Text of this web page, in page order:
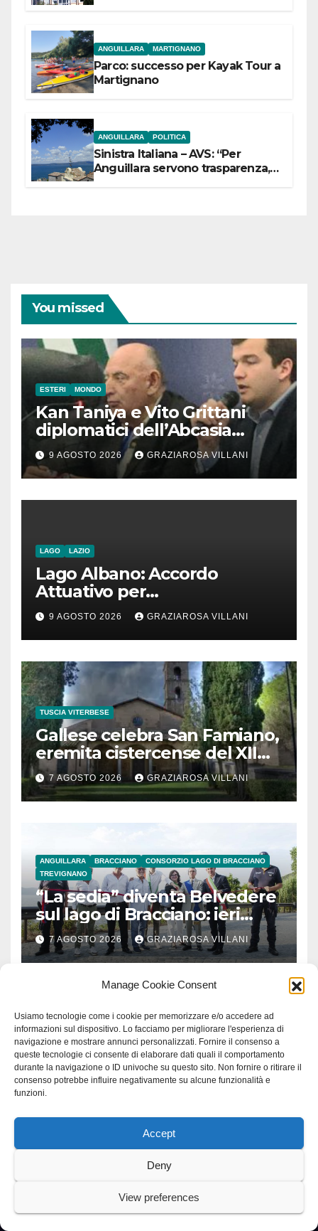
Manage Cookie Consent
Usiamo tecnologie come i cookie per memorizzare e/o accedere ad
informazioni sul dispositivo. Lo facciamo per migliorare l'esperienza di
navigazione e mostrare annunci personalizzati. Fornire il consenso a
queste tecnologie ci consente di elaborare dati quali il comportamento
durante la navigazione o ID univoche su questo sito. Non fornire o ritirare il
consenso potrebbe influire negativamente su alcune funzionalità e
funzioni.
Accept
Deny
View preferences
ANGUILLARA MARTIGNANO
Parco: successo per Kayak Tour a
Martignano
ANGUILLARA POLITICA
Sinistra Italiana – AVS: “Per
Anguillara servono trasparenza,
You missed
ESTERI MONDO
Kan Taniya e Vito Grittani
diplomatici dell’Abcasia
contro nota del governo
romeno. “Non si può invocare
la costruzione di ponti e allo
stesso tempo condannare
9 AGOSTO 2026 GRAZIAROSA VILLANI
LAGO LAZIO
Lago Albano: Accordo
Attuativo per
l’interconnessione
acquedottistica da 29,5
milioni di euro
9 AGOSTO 2026 GRAZIAROSA VILLANI
TUSCIA VITERBESE
Gallese celebra San Famiano,
eremita cistercense del XII
secolo
7 AGOSTO 2026 GRAZIAROSA VILLANI
ANGUILLARA BRACCIANO
CONSORZIO LAGO DI BRACCIANO
TREVIGNANO
“La sedia” diventa Belvedere
sul lago di Bracciano: ieri
l’inaugurazione
7 AGOSTO 2026 GRAZIAROSA VILLANI
Proudly powered by WordPress .